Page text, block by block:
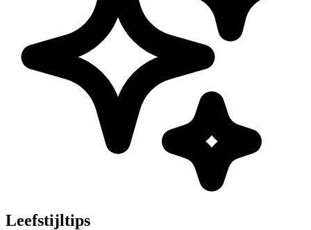
Leefstijltips